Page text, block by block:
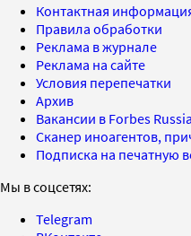
Контактная
Правила обработки
Реклама в журнале
Реклама на сайте
Условия перепечатки
Архив
Вакансии в Forbes Russia
Сканер иноагентов,
Подписка на печатную
Мы в соцсетях:
Telegram